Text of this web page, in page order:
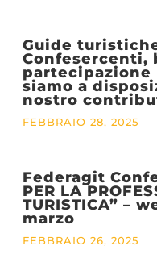
Guide
Confesercenti,
partecipazione
siamo a
nostro
FEBBRAIO 28, 2025
Federagit
PER LA
TURISTICA” –
marzo
FEBBRAIO 26, 2025